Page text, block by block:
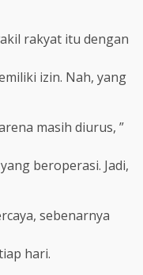
rakyat itu dengan
izin. Nah, yang
masih diurus, ”
beroperasi. Jadi,
sebenarnya
hari.